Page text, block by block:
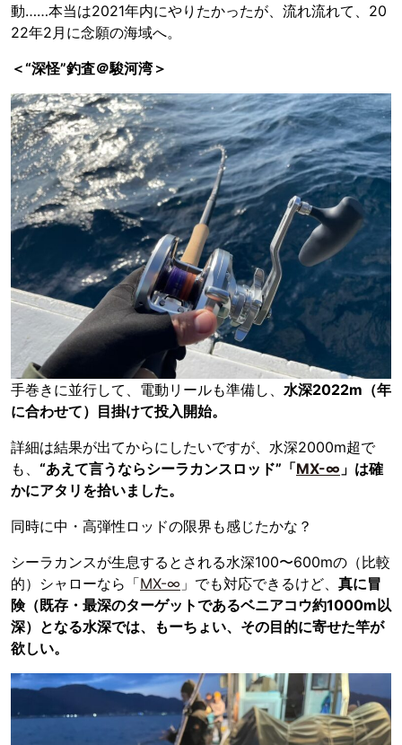
動……本当は2021年内にやりたかったが、流れ流れて、20
22年2月に念願の海域へ。
＜“深怪”釣査＠駿河湾＞
手巻きに並行して、電動リールも準備し、 水深2022m（年
に合わせて）目掛けて投入開始。
詳細は結果が出てからにしたいですが、水深2000m超で
も、 “あえて言うならシーラカンスロッド”「MX-∞ 」は確
かにアタリを拾いました。
同時に中・高弾性ロッドの限界も感じたかな？
シーラカンスが生息するとされる水深100〜600mの（比較
的）シャローなら「MX-∞ 」でも対応できるけど、 真に冒
険（既存・最深のターゲットであるベニアコウ約1000m以
深）となる水深では、もーちょい、その目的に寄せた竿が
欲しい。